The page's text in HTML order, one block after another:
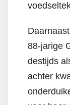
88-jarige
destijds
achter